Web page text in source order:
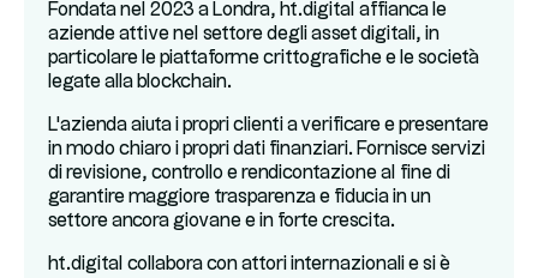
Fondata nel 2023 a Londra, ht.digital affianca le
aziende attive nel settore degli asset digitali, in
particolare le piattaforme crittografiche e le società
legate alla blockchain.
L'azienda aiuta i propri clienti a verificare e presentare
in modo chiaro i propri dati finanziari. Fornisce servizi
di revisione, controllo e rendicontazione al fine di
garantire maggiore trasparenza e fiducia in un
settore ancora giovane e in forte crescita.
ht.digital collabora con attori internazionali e si è